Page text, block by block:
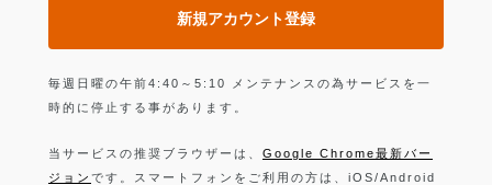
新規アカウント登録
毎週日曜の午前4:40～5:10 メンテナンスの為サービスを一
時的に停止する事があります。
当サービスの推奨ブラウザーは、 Google Chrome最新バー
ジョン です。スマートフォンをご利用の方は、iOS/Android